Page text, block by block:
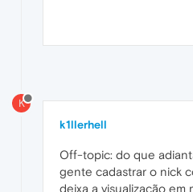
K
k1llerhell
Off-topic: do que
gente cadastrar o nick
deixa a visualização